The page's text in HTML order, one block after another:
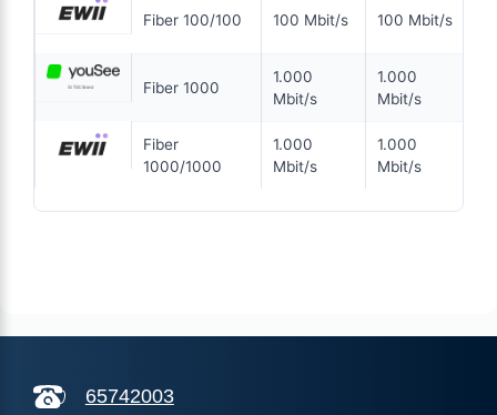
ANNONCE
199
SPAR 100 KR/MD I 6 MDR 6 MDR. BINDING
5G
▸Detaljer
Fiber 100/100 100 Mbit/s 100 Mbit/s
Fiber 1000
1.000
Mbit/s
1.000
Mbit/s
Fiber
1000/1000
1.000
Mbit/s
1.000
Mbit/s
65742003